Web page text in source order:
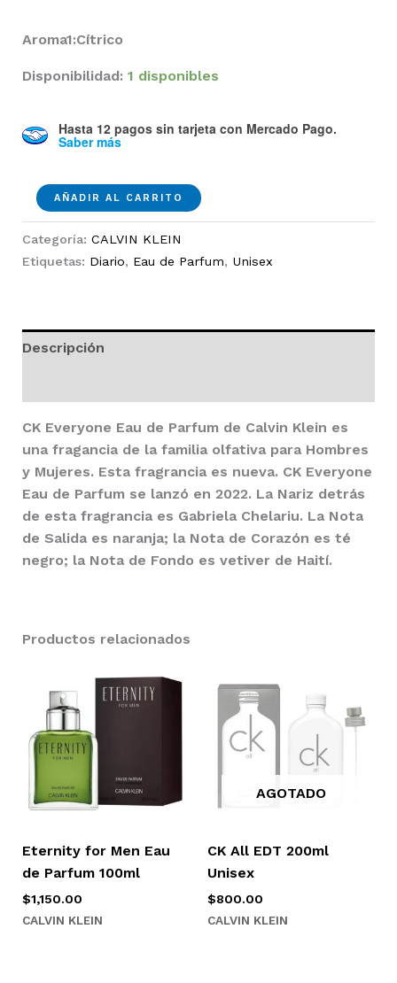
Aroma1:Cítrico
Disponibilidad: 1 disponibles
Hasta 12 pagos sin tarjetacon Mercado Pago.
Saber más
Ck
Everyone
Unisex
EDP
AÑADIR AL CARRITO
Categoría: CALVIN KLEIN
Etiquetas: Diario, Eau de Parfum, Unisex
Descripción
CK Everyone Eau de Parfumde Calvin Klein es
una fragancia de la familia olfativa para Hombres
y Mujeres. Esta fragrancia es nueva. CK Everyone
Eau de Parfumse lanzó en 2022. La Nariz detrás
de esta fragrancia es Gabriela Chelariu. La Nota
de Salida es naranja; la Nota de Corazón es té
negro; la Nota de Fondo es vetiver de Haití.
Productos relacionados
Eternity for Men Eau
de Parfum 100ml
$1,150.00
CALVIN KLEIN
AGOTADO
CK All EDT 200ml
Unisex
$800.00
CALVIN KLEIN